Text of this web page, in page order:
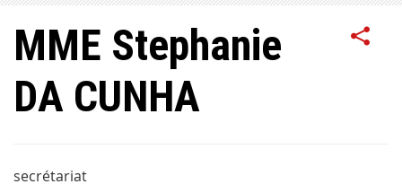
MME Stephanie
DA CUNHA
secrétariat